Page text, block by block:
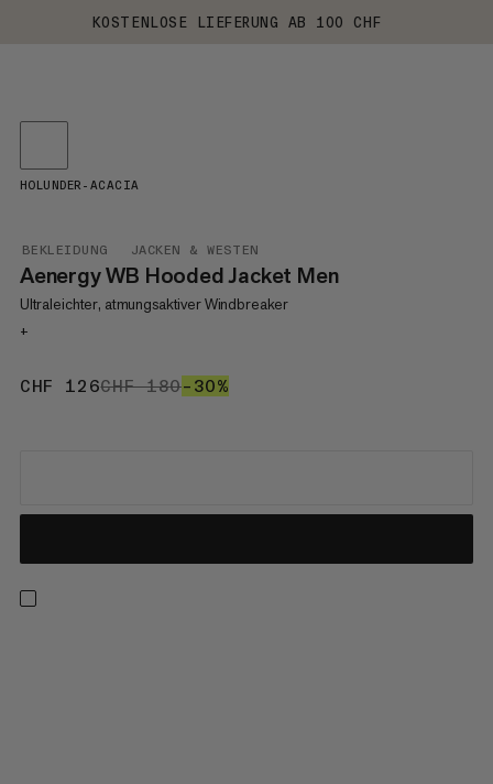
KOSTENLOSE LIEFERUNG AB 100 CHF
BEKLEIDUNG JACKEN & WESTEN
Aenergy WB Hooded Jacket Men
Ultraleichter, atmungsaktiver Windbreaker
+
CHF 126CHF 126
CHF 180CHF 180
–30%
HOLUNDER-ACACIA